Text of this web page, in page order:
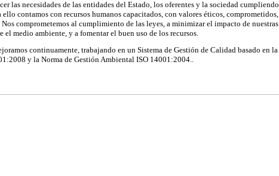
las necesidades de las entidades del Estado, los oferentes y la sociedad cumpliendo
contamos con recursos humanos capacitados, con valores éticos, comprometidos,
comprometemos al cumplimiento de las leyes, a minimizar el impacto de nuestras
el medio ambiente, y a fomentar el buen uso de los recursos.
continuamente, trabajando en un Sistema de Gestión de Calidad basado en la
y la Norma de Gestión Ambiental ISO 14001:2004..